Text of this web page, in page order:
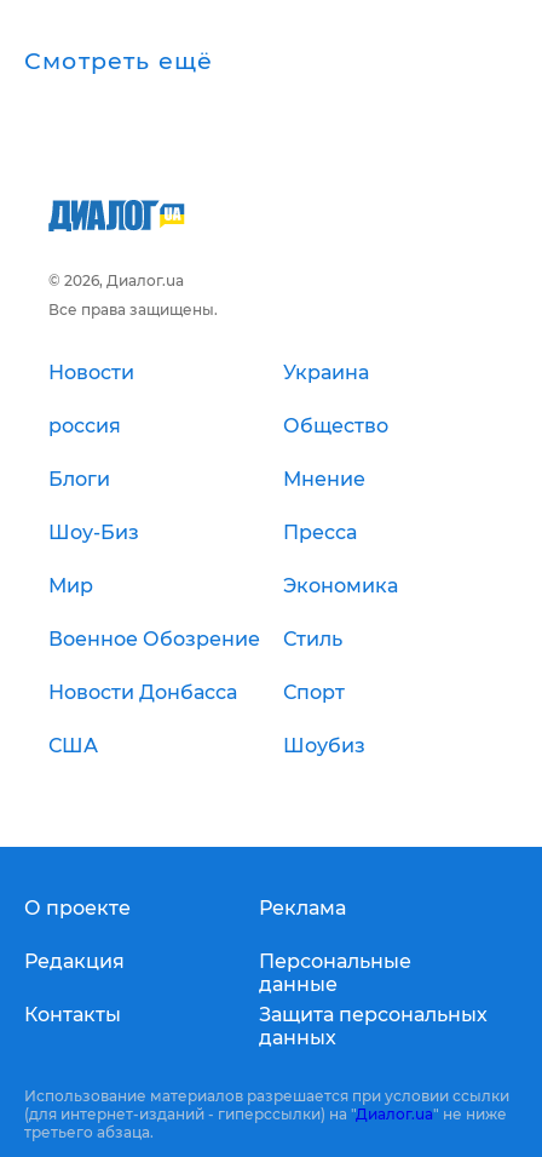
Смотреть ещё
© 2026, Диалог.ua
Все права защищены.
Новости Украина
россия Общество
Блоги Мнение
Шоу-Биз Пресса
Мир Экономика
Военное Обозрение Стиль
Новости Донбасса Спорт
США Шоубиз
О проекте
Редакция
Контакты
Реклама
Персональные
данные
Защита персональных
данных
Использование материалов разрешается при условии ссылки
(для интернет-изданий - гиперссылки) на "Диалог.ua" не ниже
третьего абзаца.